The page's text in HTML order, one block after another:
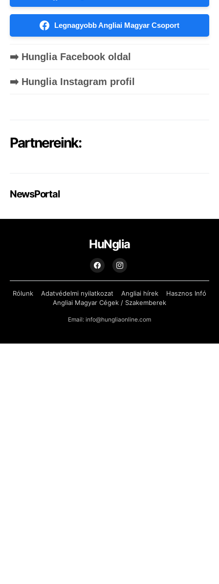
Legnagyobb Angliai Magyar Csoport
➡️ Hunglia Facebook oldal
➡️ Hunglia Instagram profil
Partnereink:
NewsPortal
HuNglia
Rólunk Adatvédelmi nyilatkozat Angliai hírek
Hasznos Infó
Angliai Magyar Cégek / Szakemberek
Email: info@hungliaonline.com